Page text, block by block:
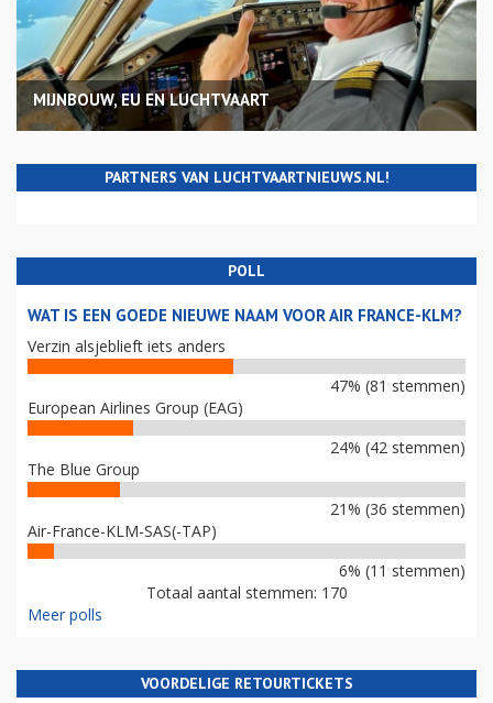
MIJNBOUW, EU EN LUCHTVAART
PARTNERS VAN LUCHTVAARTNIEUWS.NL!
POLL
WAT IS EEN GOEDE NIEUWE NAAM VOOR AIR FRANCE-KLM?
Verzin alsjeblieft iets anders
47% (81 stemmen)
European Airlines Group (EAG)
24% (42 stemmen)
The Blue Group
21% (36 stemmen)
Air-France-KLM-SAS(-TAP)
6% (11 stemmen)
Totaal aantal stemmen: 170
Meer polls
VOORDELIGE RETOURTICKETS